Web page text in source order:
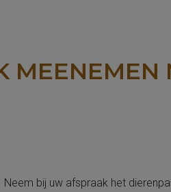
MEENEMEN
Neem bij uw afspraak het